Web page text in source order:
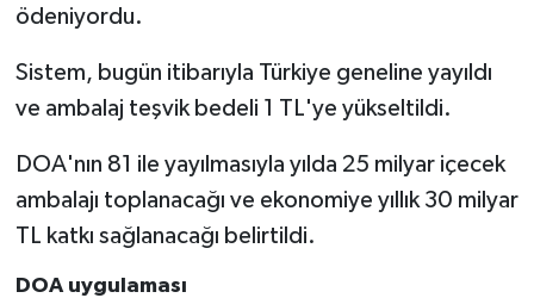
ödeniyordu.
Sistem, bugün itibarıyla Türkiye geneline yayıldı
ve ambalaj teşvik bedeli 1 TL'ye yükseltildi.
DOA'nın 81 ile yayılmasıyla yılda 25 milyar içecek
ambalajı toplanacağı ve ekonomiye yıllık 30 milyar
TL katkı sağlanacağı belirtildi.
DOA uygulaması